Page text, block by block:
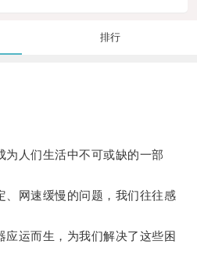
排行
人们生活中不可或缺的一部
网速缓慢的问题，我们往往感
运而生，为我们解决了这些困